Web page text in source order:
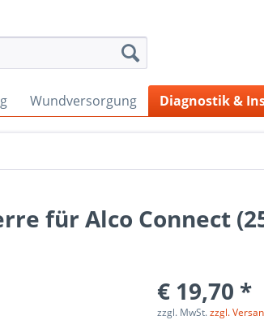
Wundversorgung Diagnostik &
für Alco Connect
€ 19,70 *
zzgl. MwSt.zzgl.